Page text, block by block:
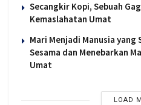
Secangkir Kopi, Sebuah
Kemaslahatan Umat
Mari Menjadi Manusia yang
Sesama dan Menebarkan
Umat
LOAD